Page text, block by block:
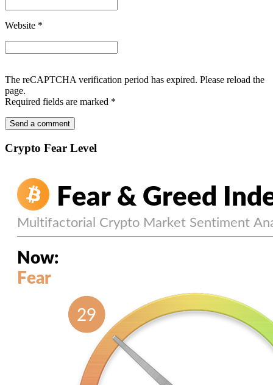
Website *
The reCAPTCHA verification period has expired. Please reload the
page.
Required fields are marked *
Crypto Fear Level